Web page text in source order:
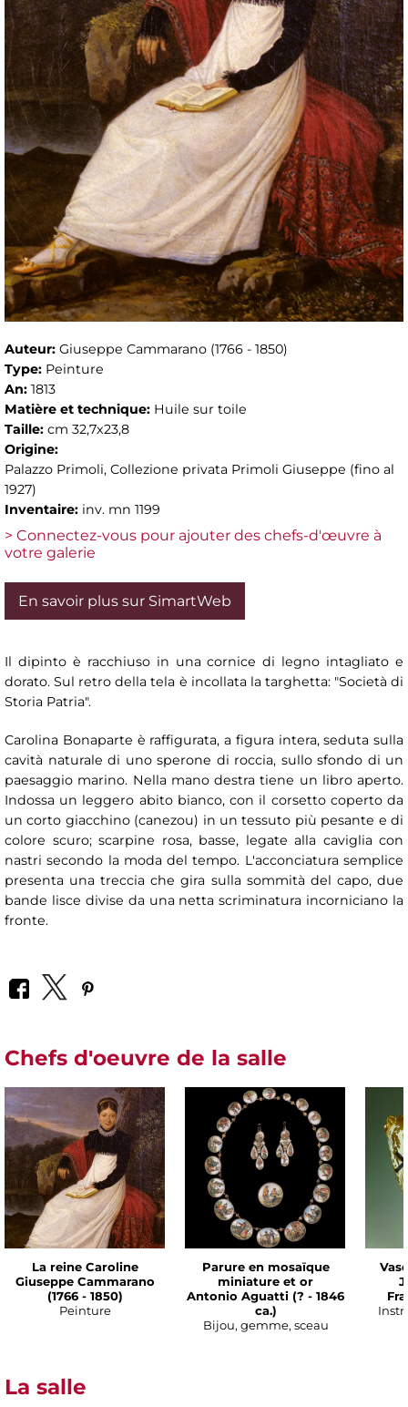
Auteur: Giuseppe Cammarano (1766 - 1850)
Type: Peinture
An: 1813
Matière et technique: Huile sur toile
Taille: cm 32,7x23,8
Origine:
Palazzo Primoli, Collezione privata Primoli Giuseppe (fino al
1927)
Inventaire: inv. mn 1199
> Connectez-vous pour ajouter des chefs-d'œuvre à
votre galerie
En savoir plus sur SimartWeb
Il dipinto è racchiuso in una cornice di legno intagliato e
dorato. Sul retro della tela è incollata la targhetta: "Società di
Storia Patria".
Carolina Bonaparte è raffigurata, a figura intera, seduta sulla
cavità naturale di uno sperone di roccia, sullo sfondo di un
paesaggio marino. Nella mano destra tiene un libro aperto.
Indossa un leggero abito bianco, con il corsetto coperto da
un corto giacchino (canezou) in un tessuto più pesante e di
colore scuro; scarpine rosa, basse, legate alla caviglia con
nastri secondo la moda del tempo. L'acconciatura semplice
presenta una treccia che gira sulla sommità del capo, due
bande lisce divise da una netta scriminatura incorniciano la
fronte.
Chefs d'oeuvre de la salle
La reine Caroline
Giuseppe Cammarano
(1766 - 1850)
Peinture
Parure en mosaïque
miniature et or
Antonio Aguatti (? - 1846
ca.)
Bijou, gemme, sceau
La salle